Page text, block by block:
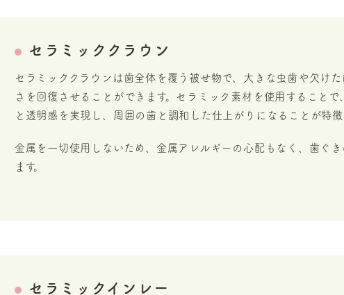
セラミッククラウン
セラミッククラウンは歯全体を覆う被せ物で、大きな虫歯や欠けた
さを回復させることができます。セラミック素材を使用することで
と透明感を実現し、周囲の歯と調和した仕上がりになることが特徴
金属を一切使用しないため、金属アレルギーの心配もなく、歯ぐき
ます。
セラミックインレー